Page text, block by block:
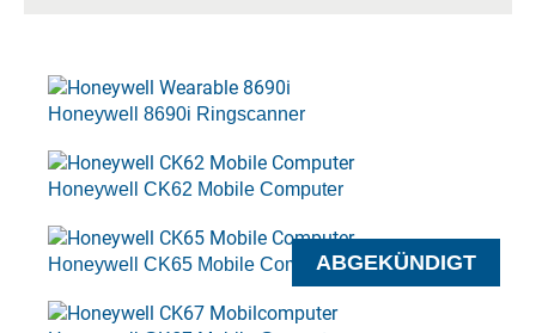
Honeywell 8690i Ringscanner
Honeywell CK62 Mobile Computer
ABGEKÜNDIGT
Honeywell CK65 Mobile Computer